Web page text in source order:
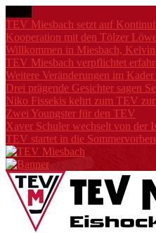
TEV Miesbach setzt auf
Kooperation mit den Tölzer
Willkommen in Miesbach,
TEV Miesbach verpflichtet
Weitere Veränderungen im
Drei prägende Gesichter sagen
Niko Fissekis kehrt zum TEV
Zwei Youngster für den TEV
Xaver Schuler wechselt von der
TEV startet in die